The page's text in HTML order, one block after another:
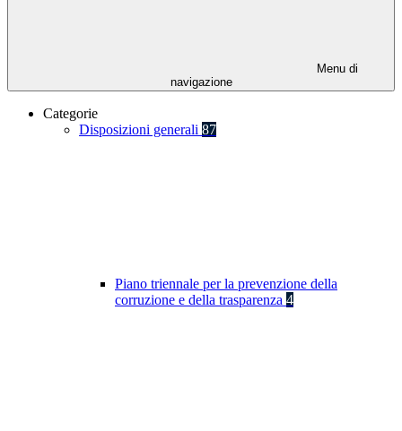
Menu di
navigazione
Categorie
Disposizioni generali 87
Piano triennale per la prevenzione della
corruzione e della trasparenza 4